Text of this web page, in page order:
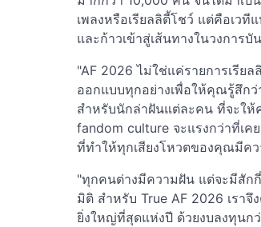
เพลงหรือเรียลลิตี้โชว์ แต่คือเว
และก้าวเข้าสู่เส้นทางในวงการบั
"AF 2026 ไม่ใช่แค่รายการเรีย
ออกแบบทุกอย่างเพื่อให้คุณรู้สึกว่
สำหรับนักล่าฝันแต่ละคน ที่จะใ
fandom culture จะแรงกว่าที่เค
ที่ทำให้ทุกเสียงโหวตของคุณมีค
"ทุกคนต่างมีความฝัน แต่จะมีสัก
มิติ สำหรับ True AF 2026 เราจึ
ยิ่งใหญ่ที่สุดแห่งปี ด้วยงบลงทุนก